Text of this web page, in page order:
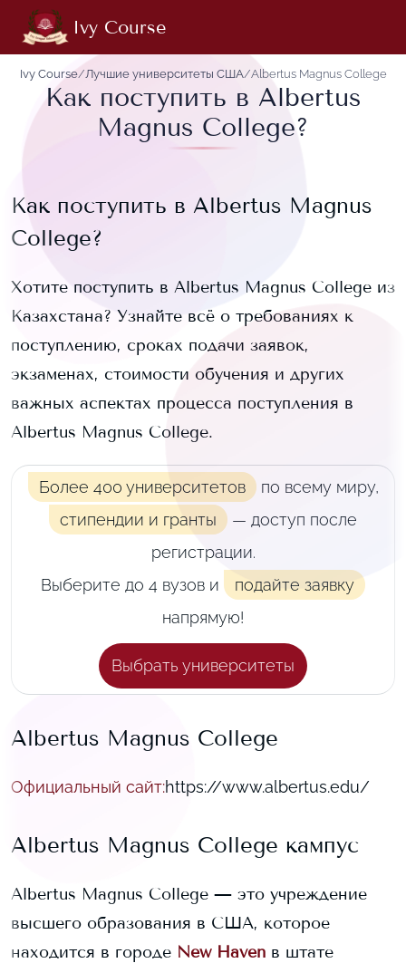
Ivy Course
Ivy Course/Лучшие университеты США/Albertus Magnus College
Как поступить в Albertus
Magnus College?
Как поступить в Albertus Magnus
College?
Хотите поступить в Albertus Magnus College из
Казахстана? Узнайте всё о требованиях к
поступлению, сроках подачи заявок,
экзаменах, стоимости обучения и других
важных аспектах процесса поступления в
Albertus Magnus College.
Более 400 университетов по всему миру,
стипендии и гранты
— доступ после
регистрации.
Выберите до 4 вузов и
подайте заявку
напрямую!
Выбрать университеты
Albertus Magnus College
Официальный сайт:https://www.albertus.edu/
Albertus Magnus College кампус
Albertus Magnus College — это учреждение
высшего образования в США, которое
находится в городе New Haven в штате